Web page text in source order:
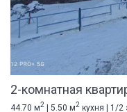
2-комнатная
44.70 м2 | 5.50 м2 кухня | 1/2